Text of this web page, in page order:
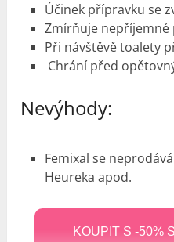
Účinek přípravku se
Zmírňuje nepříjemné
Při návštěvě toalety
Chrání před
Nevýhody:
Femixal se
Heureka apod.
KOUPIT S -50%